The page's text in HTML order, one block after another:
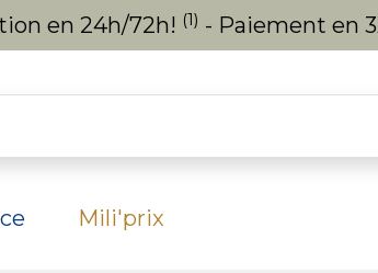
en 24h/72h! (1) - Paiement en
Mili'prix